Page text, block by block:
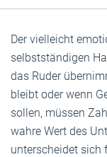
Der vielleicht
selbstständigen
das Ruder
bleibt oder wenn
sollen, müssen
wahre Wert des
unterscheidet sich